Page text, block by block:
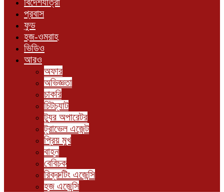
প্রবাস
ফুড
হজ-ওমরাহ
ভিডিও
আরও
অফার
অভিজ্ঞতা
চাকরি
চিটচ্যাট
ট্যুর অপারেটর
ট্রাভেল এজেন্ট
প্রিয় মুখ
বাহন
বেবিচক
রিক্রুটিং এজেন্সি
হজ এজেন্সি